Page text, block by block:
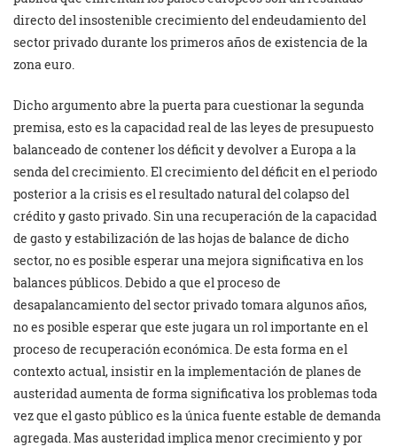
directo del insostenible crecimiento del endeudamiento del
sector privado durante los primeros años de existencia de la
zona euro.
Dicho argumento abre la puerta para cuestionar la segunda
premisa, esto es la capacidad real de las leyes de presupuesto
balanceado de contener los déficit y devolver a Europa a la
senda del crecimiento. El crecimiento del déficit en el periodo
posterior a la crisis es el resultado natural del colapso del
crédito y gasto privado. Sin una recuperación de la capacidad
de gasto y estabilización de las hojas de balance de dicho
sector, no es posible esperar una mejora significativa en los
balances públicos. Debido a que el proceso de
desapalancamiento del sector privado tomara algunos años,
no es posible esperar que este jugara un rol importante en el
proceso de recuperación económica. De esta forma en el
contexto actual, insistir en la implementación de planes de
austeridad aumenta de forma significativa los problemas toda
vez que el gasto público es la única fuente estable de demanda
agregada. Mas austeridad implica menor crecimiento y por